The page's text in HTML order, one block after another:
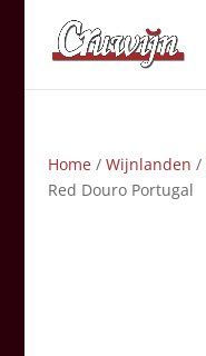
Home/ Wijnlanden /
Red Douro Portugal